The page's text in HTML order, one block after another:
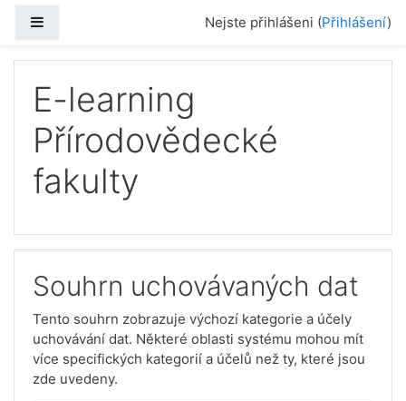
Nejste přihlášeni (Přihlášení)
E-learning
Přírodovědecké
fakulty
Souhrn uchovávaných dat
Tento souhrn zobrazuje výchozí kategorie a účely
uchovávání dat. Některé oblasti systému mohou mít
více specifických kategorií a účelů než ty, které jsou
zde uvedeny.